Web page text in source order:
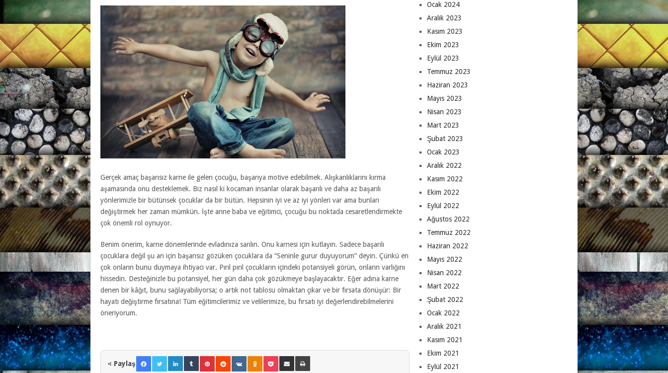
Gerçek amaç başarısız karne ile gelen çocuğu, başarıya motive edebilmek. Alışkanlıklarını kırma
aşamasında onu desteklemek. Biz nasıl ki kocaman insanlar olarak başarılı ve daha az başarılı
yönlerimizle bir bütünsek çocuklar da bir bütün. Hepsinin iyi ve az iyi yönleri var ama bunları
değiştirmek her zaman mümkün. İşte anne baba ve eğitimci, çocuğu bu noktada cesaretlendirmekte
çok önemli rol oynuyor.
Benim önerim, karne dönemlerinde evladınıza sarılın. Onu karnesi için kutlayın. Sadece başarılı
çocuklara değil şu an için başarısız gözüken çocuklara da “Seninle gurur duyuyorum” deyin. Çünkü en
çok onların bunu duymaya ihtiyacı var. Pırıl pırıl çocukların içindeki potansiyeli görün, onların varlığını
hissedin. Desteğinizle bu potansiyel, her gün daha çok gözükmeye başlayacaktır. Eğer adına karne
denen bir kâğıt, bunu sağlayabiliyorsa; o artık not tablosu olmaktan çıkar ve bir fırsata dönüşür: Bir
hayatı değiştirme fırsatına! Tüm eğitimcilerimiz ve velilerimize, bu fırsatı iyi değerlendirebilmelerini
öneriyorum.
Paylaş
Ocak 2024
Aralık 2023
Kasım 2023
Ekim 2023
Eylül 2023
Temmuz 2023
Haziran 2023
Mayıs 2023
Nisan 2023
Mart 2023
Şubat 2023
Ocak 2023
Aralık 2022
Kasım 2022
Ekim 2022
Eylül 2022
Ağustos 2022
Temmuz 2022
Haziran 2022
Mayıs 2022
Nisan 2022
Mart 2022
Şubat 2022
Ocak 2022
Aralık 2021
Kasım 2021
Ekim 2021
Eylül 2021